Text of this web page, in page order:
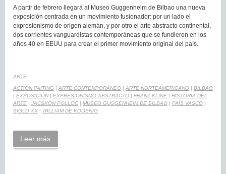
A partir de febrero llegará al Museo Guggenheim de Bilbao una nueva
exposición centrada en un movimiento fusionador: por un lado el
expresionismo de origen alemán, y por otro el arte abstracto continental,
dos corrientes vanguardistas contemporáneas que se fundieron en los
años 40 en EEUU para crear el primer movimiento original del país.
ARTE
ACTION PAITING | ARTE CONTEMPORANEO | ARTE NORTEAMERICANO | BILBAO
| EXPOSICIÓN | EXPRESIONISMO ABSTRACTO | FRANZ KLINE | HISTORIA DEL
ARTE | JACSKON POLLOC | MUSEO GUGGENHEIM DE BILBAO | PAÍS VASCO |
SIGLO XX | WILLIAM DE KOOENIG
Leer más